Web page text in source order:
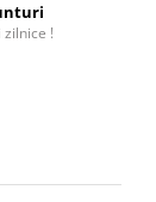
zilnice !